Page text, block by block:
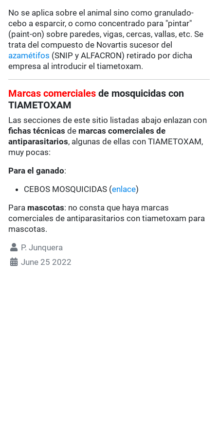
No se aplica sobre el animal sino como granulado-
cebo a esparcir, o como concentrado para "pintar"
(paint-on) sobre paredes, vigas, cercas, vallas, etc. Se
trata del compuesto de Novartis sucesor del
azamétifos (SNIP y ALFACRON) retirado por dicha
empresa al introducir el tiametoxam.
Marcas comercialesde mosquicidas con
TIAMETOXAM
Las secciones de este sitio listadas abajo enlazan con
fichas técnicas de marcas comerciales de
antiparasitarios, algunas de ellas con TIAMETOXAM,
muy pocas:
Para el ganado:
CEBOS MOSQUICIDAS (enlace)
Para mascotas: no consta que haya marcas
comerciales de antiparasitarios con tiametoxam para
mascotas.
P. Junquera
June 25 2022